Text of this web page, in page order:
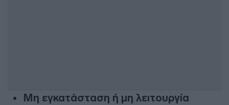
Μη εγκατάσταση ή μη λειτουργία